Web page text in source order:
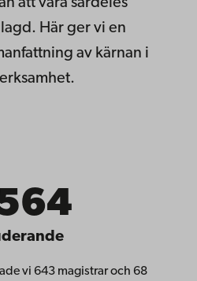
att vara särdeles
Här ger vi en
av kärnan i
vi 643 magistrar och 68